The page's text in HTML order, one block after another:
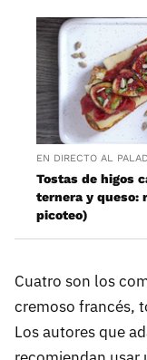
EN DIRECTO AL
Tostas de higos
ternera y queso:
picoteo)
Cuatro son los
cremoso francés,
Los autores que